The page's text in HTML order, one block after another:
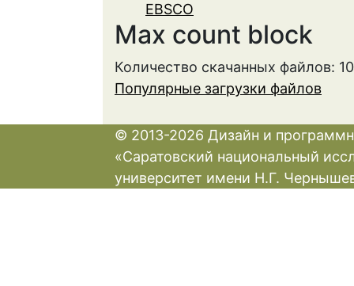
EBSCO
Max count block
Количество скачанных файлов:
Популярные загрузки файлов
© 2013-2026 Дизайн и
«Саратовский национальный
университет имени Н.Г.